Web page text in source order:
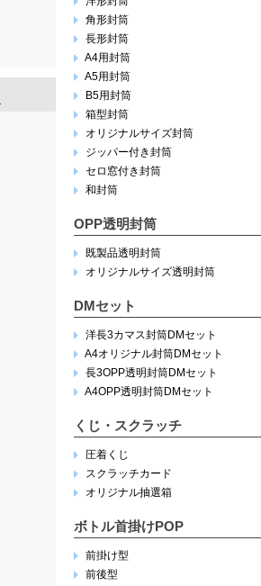
角形封筒
長形封筒
A4用封筒
A5用封筒
B5用封筒
箱型封筒
オリジナルサイズ封筒
ジッパー付き封筒
セロ窓付き封筒
和封筒
OPP透明封筒
既製品透明封筒
オリジナルサイズ透明封筒
DMセット
洋長3カマス封筒DMセット
A4オリジナル封筒DMセット
長3OPP透明封筒DMセット
A4OPP透明封筒DMセット
くじ・スクラッチ
圧着くじ
スクラッチカード
オリジナル抽選箱
ボトル首掛けPOP
前掛け型
前後型